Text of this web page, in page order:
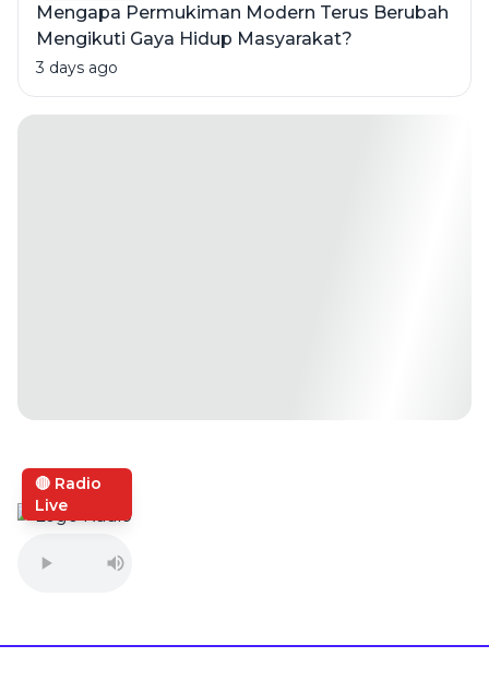
Mengapa Permukiman Modern Terus Berubah
Mengikuti Gaya Hidup Masyarakat?
3 days ago
🔴 Radio
Live